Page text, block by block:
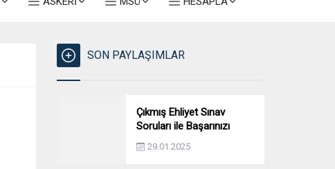
SON PAYLAŞIMLAR
Çıkmış Ehliyet Sınav
Soruları ile Başarınızı
Artırın!
29.01.2025